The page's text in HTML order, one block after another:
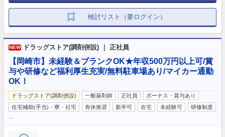
検討リスト（要ログイン）
NEW ドラッグストア(調剤併設) ｜ 正社員
【岡崎市】未経験＆ブランクOK★年収500万円以上可/賞
与や研修など福利厚生充実/無料駐車場あり/マイカー通勤
OK！
ドラッグストア(調剤併設) 一般薬剤師 正社員
ボーナス・賞与あり
住宅補助(手当)・寮・社宅
有休推奨 新卒可 在宅 未経験可 研修制度